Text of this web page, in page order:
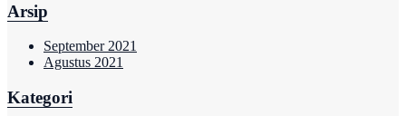
Arsip
September 2021
Agustus 2021
Kategori